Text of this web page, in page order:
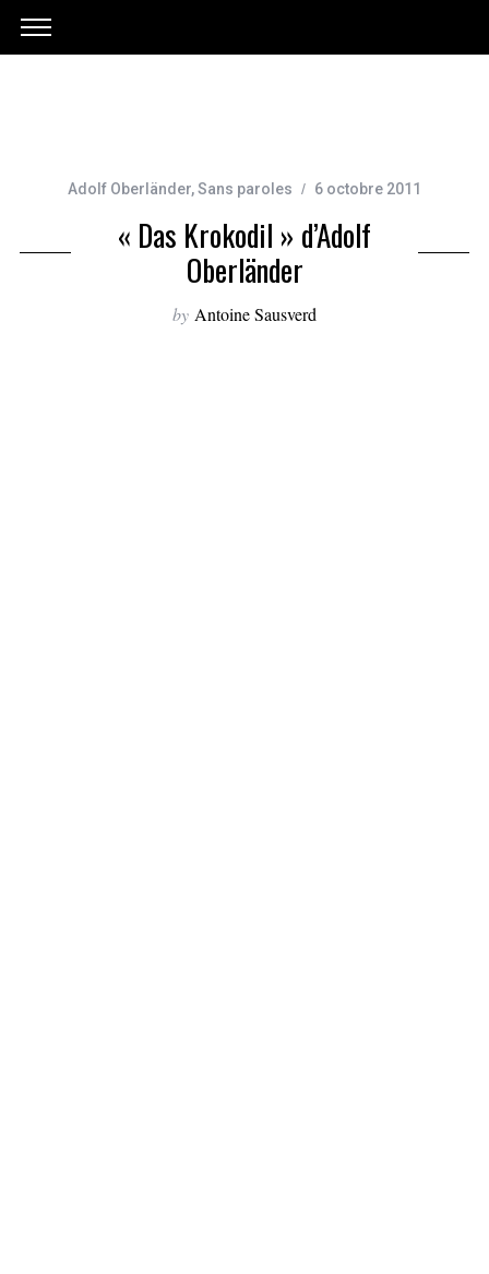
Adolf Oberländer,Sans paroles 6 octobre 2011
« Das Krokodil » d’Adolf
Oberländer
by Antoine Sausverd